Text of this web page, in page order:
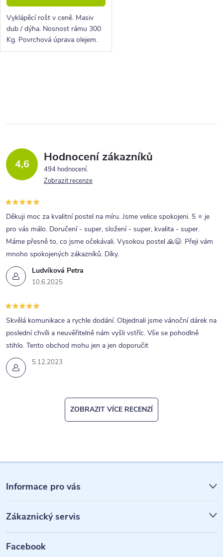
Vyklápěcí rošt v ceně. Masiv
dub / dýha. Nosnost rámu 300
Kg. Povrchová úprava olejem.
á
a
c
p
r
v
k
y
v
p
i
s
u
4,6 Hodnocení zákazníků
494 hodnocení
Zobrazit recenze
Ludvíková Petra
10.6.2025
Děkuji moc za kvalitní postel na míru. Jsme velice spokojeni. 5 ⭐ je
pro vás málo. Doručení - super, složení - super, kvalita - super.
Máme přesně to, co jsme očekávali. Vysokou postel 🙏😉. Přeji vám
mnoho spokojených zákazníků. Díky.
5.12.2023
Skvělá komunikace a rychle dodání. Objednali jsme vánoční dárek na
poslední chvíli a neuvěřitelně nám vyšli vstříc. Vše se pohodlně
stihlo. Tento obchod mohu jen a jen doporučit
ZOBRAZIT VÍCE RECENZÍ
á
p
a
Informace pro vás
Zákaznický servis
Facebook